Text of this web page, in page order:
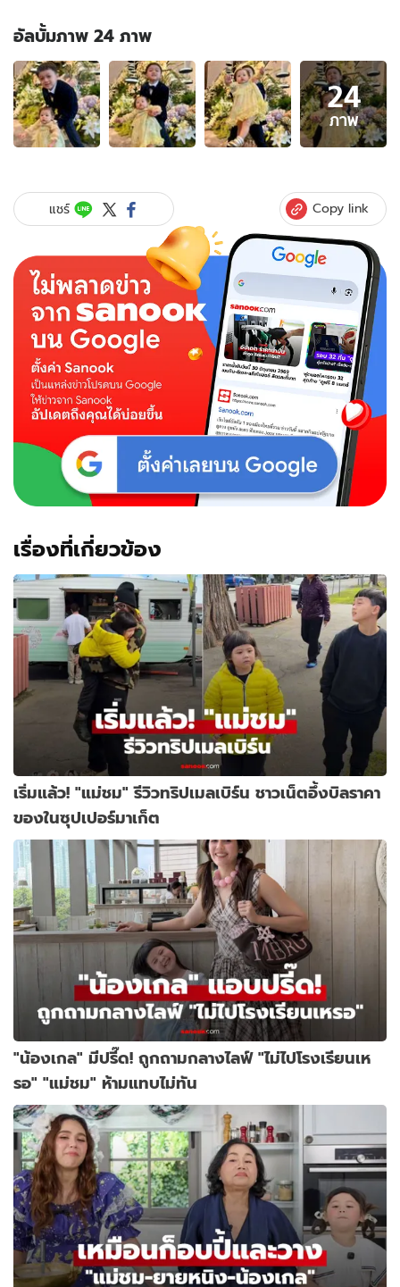
อัลบั้มภาพ 24 ภาพ
อัลบั้ม
ภาพ
24
ภาพ
ของ
สู้
ชีวิต
ช็อ
ตน่า
ชาย
"สายฟ้า-
พายุ"
น้อง
24
ภาพ
แชร์ Copy link
เรื่องที่เกี่ยวข้อง
เริ่มแล้ว! "แม่ชม" รีวิวทริปเมลเบิร์น ชาวเน็ตอึ้งบิลราคา
ของในซุปเปอร์มาเก็ต
"น้องเกล" มีปรี๊ด! ถูกถามกลางไลฟ์ "ไม่ไปโรงเรียนเห
รอ" "แม่ชม" ห้ามแทบไม่ทัน